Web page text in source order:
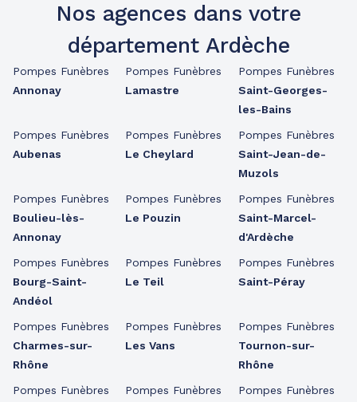
Nos agences dans votre
département Ardèche
Pompes Funèbres
Annonay
Pompes Funèbres
Aubenas
Pompes Funèbres
Boulieu-lès-
Annonay
Pompes Funèbres
Bourg-Saint-
Andéol
Pompes Funèbres
Charmes-sur-
Rhône
Pompes Funèbres
Pompes Funèbres
Lamastre
Pompes Funèbres
Le Cheylard
Pompes Funèbres
Le Pouzin
Pompes Funèbres
Le Teil
Pompes Funèbres
Les Vans
Pompes Funèbres
Pompes Funèbres
Saint-Georges-
les-Bains
Pompes Funèbres
Saint-Jean-de-
Muzols
Pompes Funèbres
Saint-Marcel-
d'Ardèche
Pompes Funèbres
Saint-Péray
Pompes Funèbres
Tournon-sur-
Rhône
Pompes Funèbres